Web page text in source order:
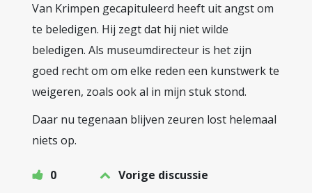
Van Krimpen gecapituleerd heeft uit angst om
te beledigen. Hij zegt dat hij niet wilde
beledigen. Als museumdirecteur is het zijn
goed recht om om elke reden een kunstwerk te
weigeren, zoals ook al in mijn stuk stond.
Daar nu tegenaan blijven zeuren lost helemaal
niets op.
0 Vorige discussie